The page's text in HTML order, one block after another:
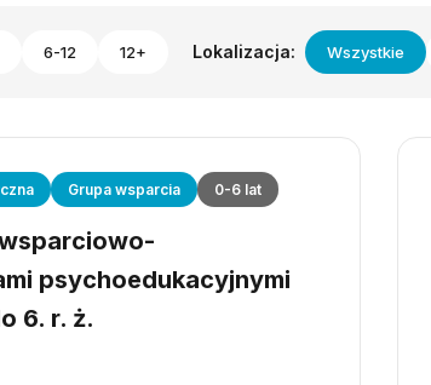
6-12 12+ Lokalizacja: Wszystkie
Grupa wsparcia 0-6 lat
psychoedukacyjnymi
6. r. ż.